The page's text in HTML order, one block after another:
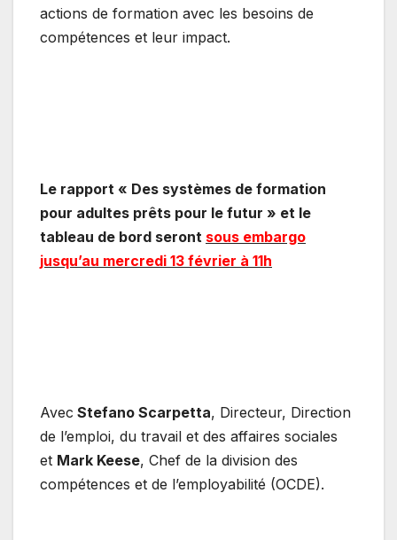
actions de formation avec les besoins de
compétences et leur impact.
Le rapport « Des systèmes de formation
pour adultes prêts pour le futur » et le
tableau de bord seront sous embargo
jusqu’au mercredi 13 février à 11h
Avec Stefano Scarpetta, Directeur, Direction
de l’emploi, du travail et des affaires sociales
et Mark Keese, Chef de la division des
compétences et de l’employabilité (OCDE).